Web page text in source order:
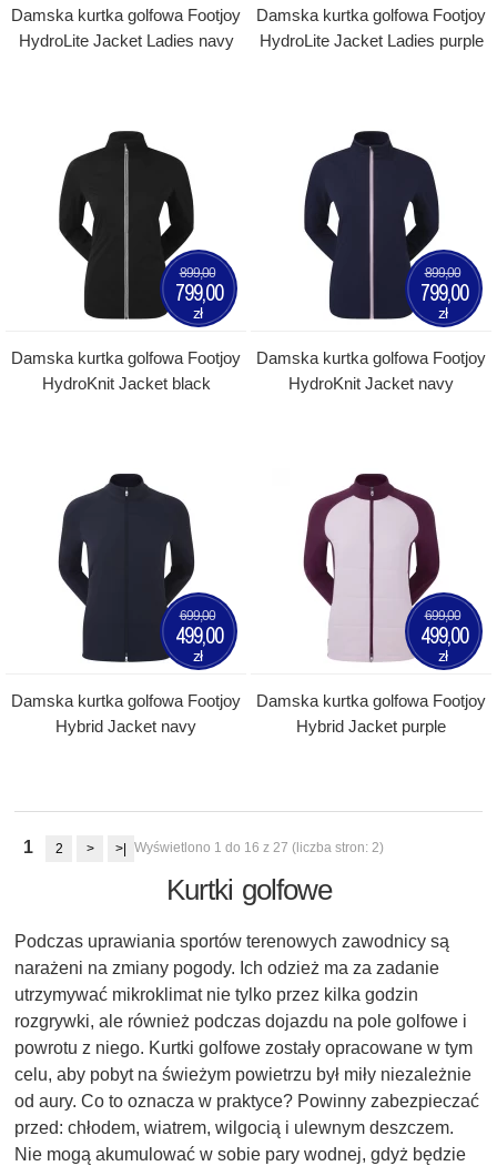
Damska kurtka golfowa Footjoy
HydroLite Jacket Ladies navy
Damska kurtka golfowa Footjoy
HydroLite Jacket Ladies purple
Damska kurtka golfowa Footjoy
HydroKnit Jacket black
899,00
799,00
zł
Damska kurtka golfowa Footjoy
HydroKnit Jacket navy
899,00
799,00
zł
Damska kurtka golfowa Footjoy
Hybrid Jacket navy
699,00
499,00
zł
Damska kurtka golfowa Footjoy
Hybrid Jacket purple
699,00
499,00
zł
1 2 > >| Wyświetlono 1 do 16 z 27 (liczba stron: 2)
Kurtki golfowe
Podczas uprawiania sportów terenowych zawodnicy są
narażeni na zmiany pogody. Ich odzież ma za zadanie
utrzymywać mikroklimat nie tylko przez kilka godzin
rozgrywki, ale również podczas dojazdu na pole golfowe i
powrotu z niego. Kurtki golfowe zostały opracowane w tym
celu, aby pobyt na świeżym powietrzu był miły niezależnie
od aury. Co to oznacza w praktyce? Powinny zabezpieczać
przed: chłodem, wiatrem, wilgocią i ulewnym deszczem.
Nie mogą akumulować w sobie pary wodnej, gdyż będzie